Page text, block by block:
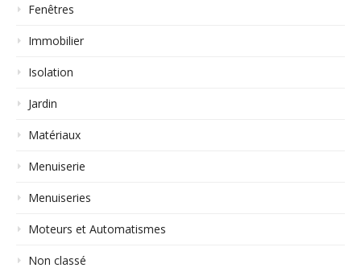
Fenêtres
Immobilier
Isolation
Jardin
Matériaux
Menuiserie
Menuiseries
Moteurs et Automatismes
Non classé